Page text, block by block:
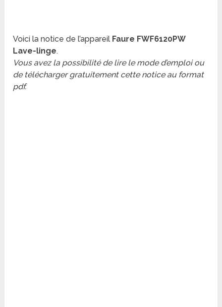
Voici la notice de l’appareil Faure FWF6120PW
Lave-linge.
Vous avez la possibilité de lire le mode d’emploi ou
de télécharger gratuitement cette notice au format
pdf.